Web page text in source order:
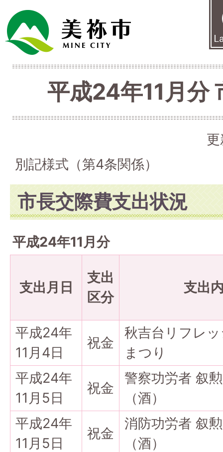
平成24年11月分
別記様式（第4条関係）
市長交際費支出状況
平成24年11月分
支出月日
支出
区分
支出
平成24年
11月4日
祝金
秋吉台リフレ
まつり
平成24年
11月5日
祝金
警察功労者 叙
（酒）
平成24年
11月5日
祝金
消防功労者 叙
（酒）